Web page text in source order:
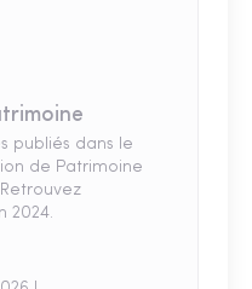
publiés dans le
de Patrimoine
2024.